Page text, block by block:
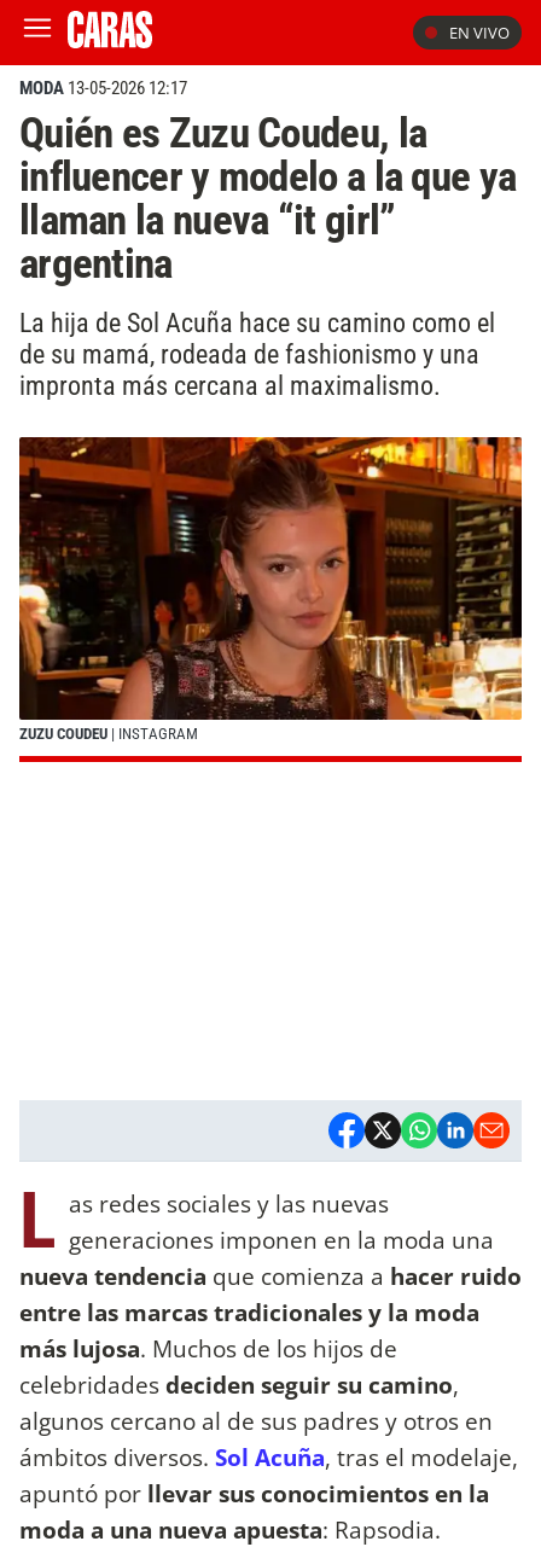
EN VIVO
MODA 13-05-2026 12:17
Quién es Zuzu Coudeu, la
influencer y modelo a la que ya
llaman la nueva “it girl”
argentina
La hija de Sol Acuña hace su camino como el
de su mamá, rodeada de fashionismo y una
impronta más cercana al maximalismo.
ZUZU COUDEU | INSTAGRAM
L as redes sociales y las nuevas
generaciones imponen en la moda una
nueva tendencia que comienza a hacer ruido
entre las marcas tradicionales y la moda
más lujosa. Muchos de los hijos de
celebridadesdeciden seguir su camino,
algunos cercano al de sus padres y otros en
ámbitos diversos. Sol Acuña, tras el modelaje,
apuntó por llevar sus conocimientos en la
moda a una nueva apuesta: Rapsodia.